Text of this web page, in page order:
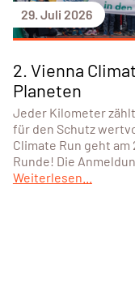
29. Juli 2026
2. Vienna
Planeten
Jeder Kilometer
für den Schutz
Climate Run geht
Runde! Die
Weiterlesen...